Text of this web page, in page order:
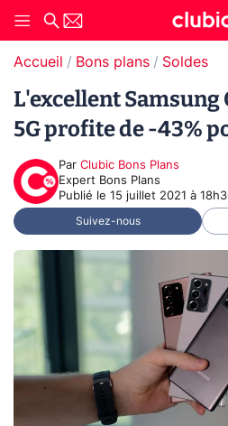
Accueil Bons plans Soldes
L'excellent Samsung
5G profite de -43%
Par Clubic Bons Plans
Expert Bons Plans
Publié le 15 juillet 2021 à
Suivez-nous